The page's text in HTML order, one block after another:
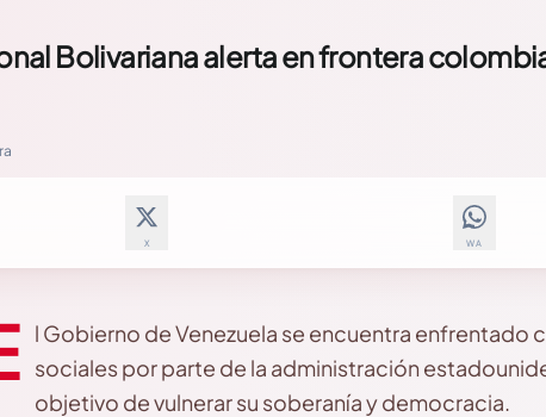
Bolivariana alerta en frontera
X WA
l Gobierno de Venezuela se encuentra
sociales por parte de la administración
objetivo de vulnerar su soberanía y democracia.